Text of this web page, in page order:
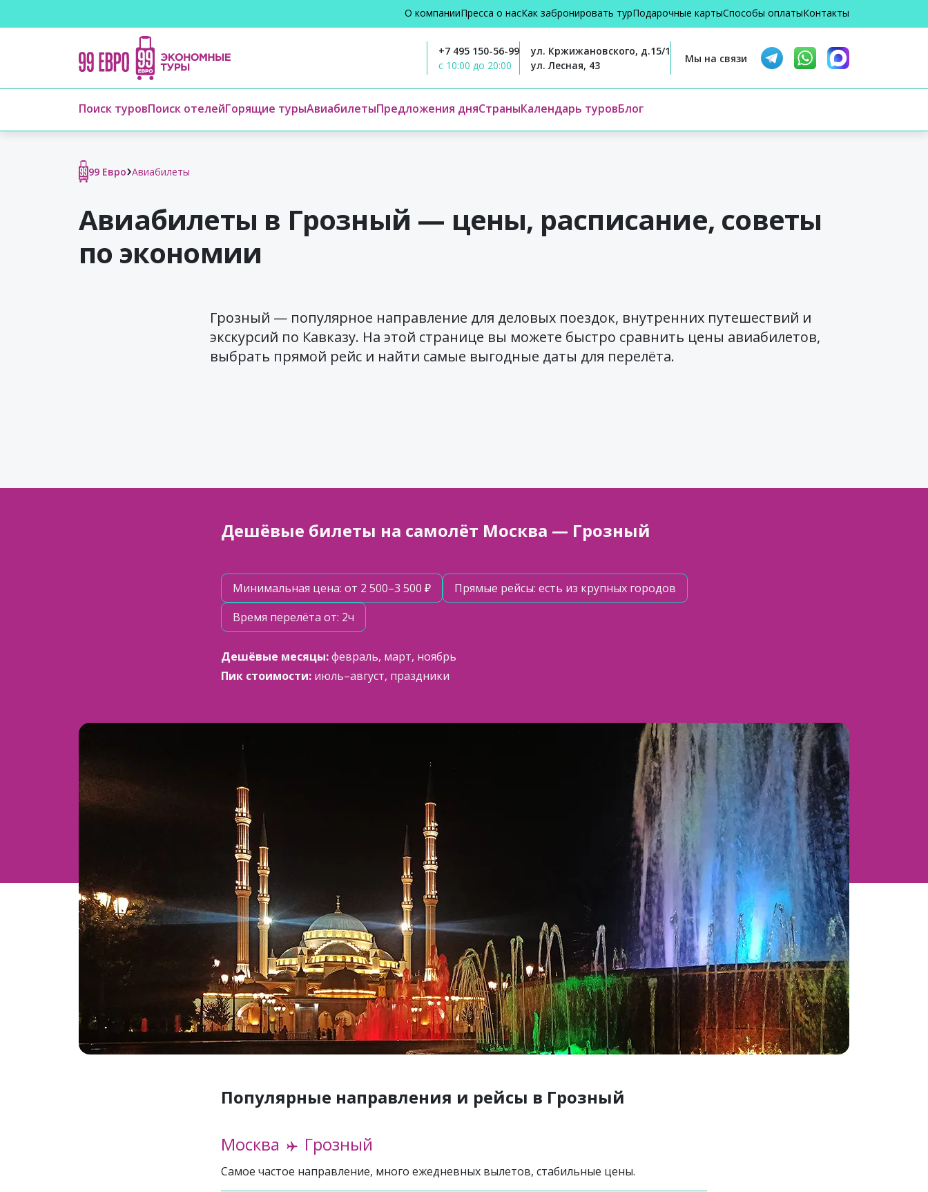
О компанииПресса о насКак забронировать турПодарочные картыСпособы оплатыКонтакты
+7 495 150-56-99
с 10:00 до 20:00
ул. Кржижановского, д.15/1
ул. Лесная, 43
Мы на связи
Поиск туровПоиск отелейГорящие турыАвиабилетыПредложения дняСтраныКалендарь туровБлог
99 Евро›Авиабилеты
Авиабилеты в Грозный — цены, расписание, советы
по экономии
Грозный — популярное направление для деловых поездок, внутренних путешествий и
экскурсий по Кавказу. На этой странице вы можете быстро сравнить цены авиабилетов,
выбрать прямой рейс и найти самые выгодные даты для перелёта.
Дешёвые билеты на самолёт Москва — Грозный
Минимальная цена: от 2 500–3 500 ₽
Прямые рейсы: есть из крупных городов
Время перелёта от: 2ч
Дешёвые месяцы:февраль, март, ноябрь
Пик стоимости: июль–август, праздники
Популярные направления и рейсы в Грозный
Москва Грозный
Самое частое направление, много ежедневных вылетов, стабильные цены.